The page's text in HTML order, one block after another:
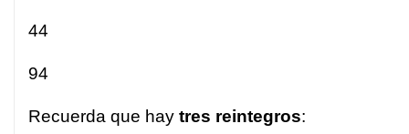
44
94
Recuerda que hay tres reintegros: